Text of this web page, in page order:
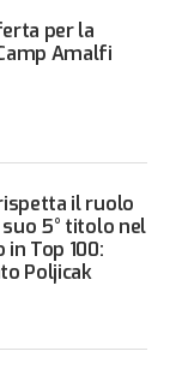
per la
Amalfi
il ruolo
5° titolo nel
Top 100:
Poljicak